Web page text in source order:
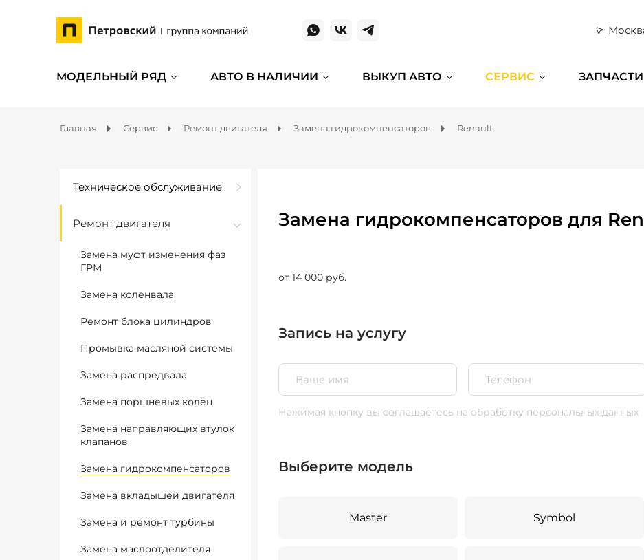
МОДЕЛЬНЫЙ РЯД АВТО В НАЛИЧИИ ВЫКУП АВТО СЕРВИС ЗАПЧАСТИ
Главная Сервис Ремонт двигателя Замена гидрокомпенсаторов Renault
Техническое обслуживание
Ремонт двигателя
Замена муфт изменения фаз
ГРМ
Замена коленвала
Ремонт блока цилиндров
Промывка масляной системы
Замена распредвала
Замена поршневых колец
Замена направляющих втулок
клапанов
Замена гидрокомпенсаторов
Замена вкладышей двигателя
Замена и ремонт турбины
Замена маслоотделителя
Замена гидрокомпенсаторов для
от 14 000 руб.
Запись на услугу
Нажимая кнопку вы соглашаетесь на обработку персональных данных
Выберите модель
Master Symbol